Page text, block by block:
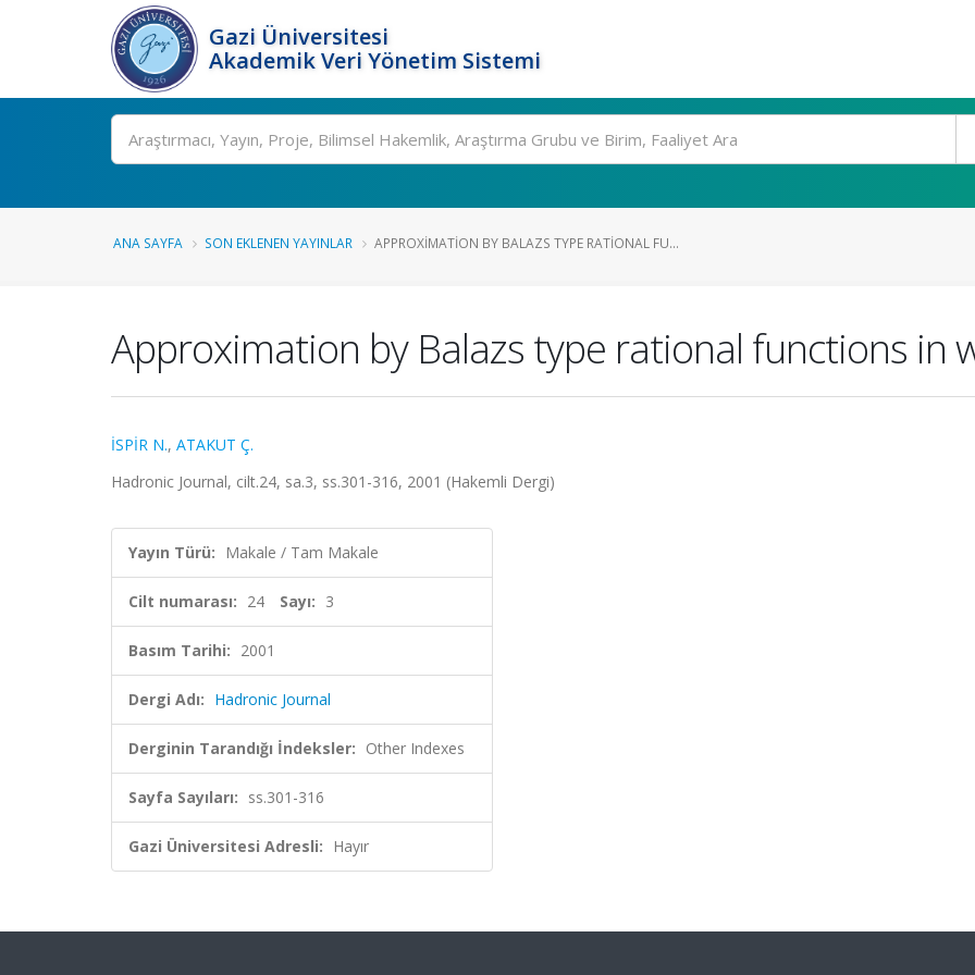
Gazi Üniversitesi
Akademik Veri Yönetim Sistemi
Ara
ANA SAYFA SON EKLENEN YAYINLAR APPROXIMATION BY BALAZS TYPE RATIONAL FU...
Approximation by Balazs type rational functions in
İSPİR N., ATAKUT Ç.
Hadronic Journal, cilt.24, sa.3, ss.301-316, 2001 (Hakemli Dergi)
Yayın Türü: Makale / Tam Makale
Cilt numarası: 24 Sayı: 3
Basım Tarihi: 2001
Dergi Adı: Hadronic Journal
Derginin Tarandığı İndeksler: Other Indexes
Sayfa Sayıları: ss.301-316
Gazi Üniversitesi Adresli: Hayır